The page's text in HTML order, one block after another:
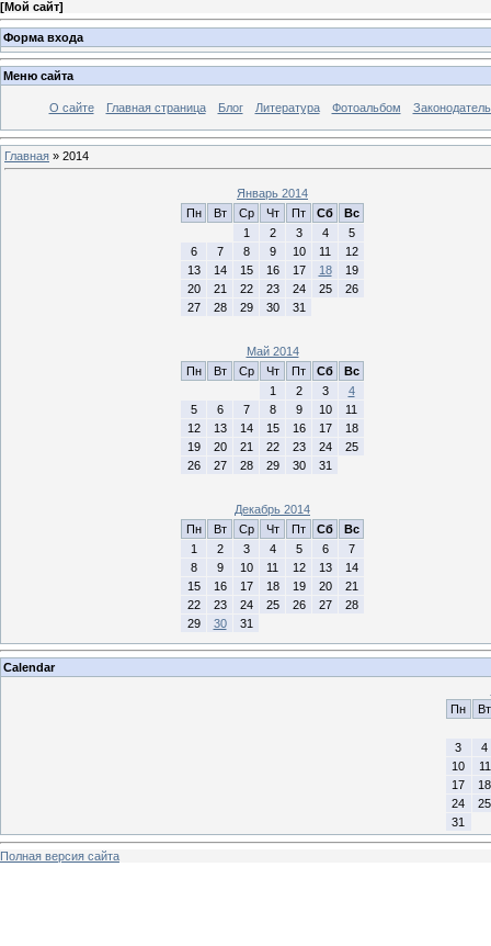
[Мой сайт]
Форма входа
Меню сайта
О сайте Главная страница Блог Литература Фотоальбом
Главная » 2014
Январь 2014
Пн
Вт Ср Чт Пт Сб
Вс
1
2 3 4
5
6
7 8 9 10 11
12
13
14 15 16 17 18
19
20
21 22 23 24 25
26
27
28 29 30 31
Май 2014
Пн
Вт Ср Чт Пт Сб
Вс
1
2 3
4
5
6 7 8 9 10
11
12
13 14 15 16 17
18
19
20 21 22 23 24
25
26
27 28 29 30 31
Декабрь 2014
Пн
Вт Ср Чт Пт Сб
Вс
1
2 3 4 5 6
7
8
9 10 11 12 13
14
15
16 17 18 19 20
21
22
23 24 25 26 27
28
29
30 31
Calendar
Пн
Вт
3
4
10
11
17
18
24
25
31
Полная версия сайта